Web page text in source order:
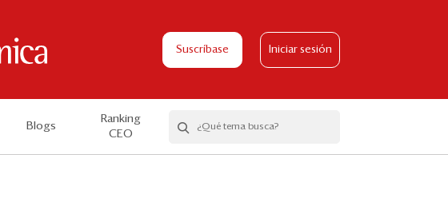
Suscríbase Iniciar sesión
Blogs
Ranking
CEO